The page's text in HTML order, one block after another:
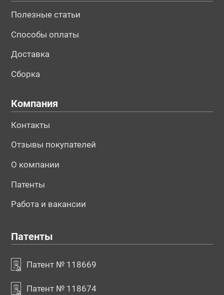
Полезные статьи
Способы оплаты
Доставка
Сборка
Компания
Контакты
Отзывы покупателей
О компании
Патенты
Работа и вакансии
Патенты
Патент № 118669
Патент № 118674